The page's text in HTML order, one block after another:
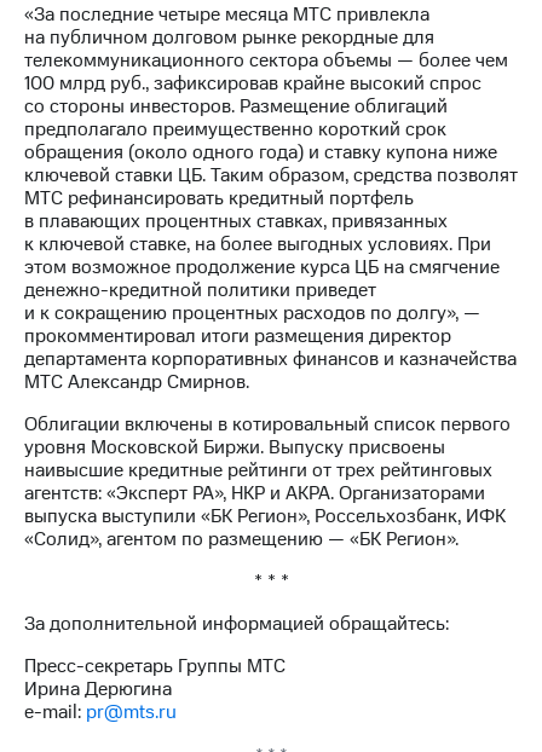
и акционерам
Корпоративное
управление
Корпоративный
секретарь
Раскрытие
информации
Информация
акционерам
Документы
ПАО
"МТС"
Собрания
акционеров
Личный
кабинет
акционера
Акционерный
капитал
Контроль
и
аудит
Описание
приобретения
Порядок
выкупа
«За последние четыре месяца МТС привлекла
на публичном долговом рынке рекордные для
телекоммуникационного сектора объемы — более чем
100 млрд руб., зафиксировав крайне высокий спрос
со стороны инвесторов. Размещение облигаций
предполагало преимущественно короткий срок
обращения (около одного года) и ставку купона ниже
ключевой ставки ЦБ. Таким образом, средства позволят
МТС рефинансировать кредитный портфель
в плавающих процентных ставках, привязанных
к ключевой ставке, на более выгодных условиях. При
этом возможное продолжение курса ЦБ на смягчение
денежно-кредитной политики приведет
и к сокращению процентных расходов по долгу», —
прокомментировал итоги размещения директор
департамента корпоративных финансов и казначейства
МТС Александр Смирнов.
Облигации включены в котировальный список первого
уровня Московской Биржи. Выпуску присвоены
наивысшие кредитные рейтинги от трех рейтинговых
агентств: «Эксперт РА», НКР и АКРА. Организаторами
выпуска выступили «БК Регион», Россельхозбанк, ИФК
«Солид», агентом по размещению — «БК Регион».
* * *
За дополнительной информацией обращайтесь:
Пресс-секретарь Группы МТС
Ирина Дерюгина
e-mail: pr@mts.ru